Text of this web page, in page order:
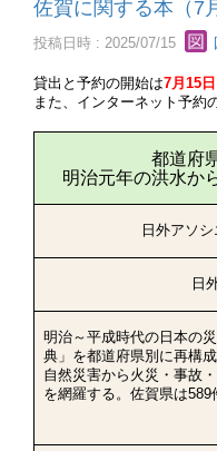
佐賀に関する本（7
投稿日時 : 2025/07/15
貸出と予約の開始は7月15日
また、インターネット予約
都道府
明治元年の洪水か
日外アソ
日
明治～平成時代の日本の
典」を都道府県別に再構
自然災害から火災・事故
を網羅する。佐賀県は589